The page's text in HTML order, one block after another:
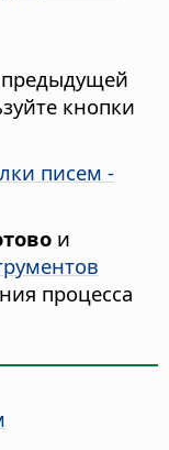
кнопки
писем -
и
процесса